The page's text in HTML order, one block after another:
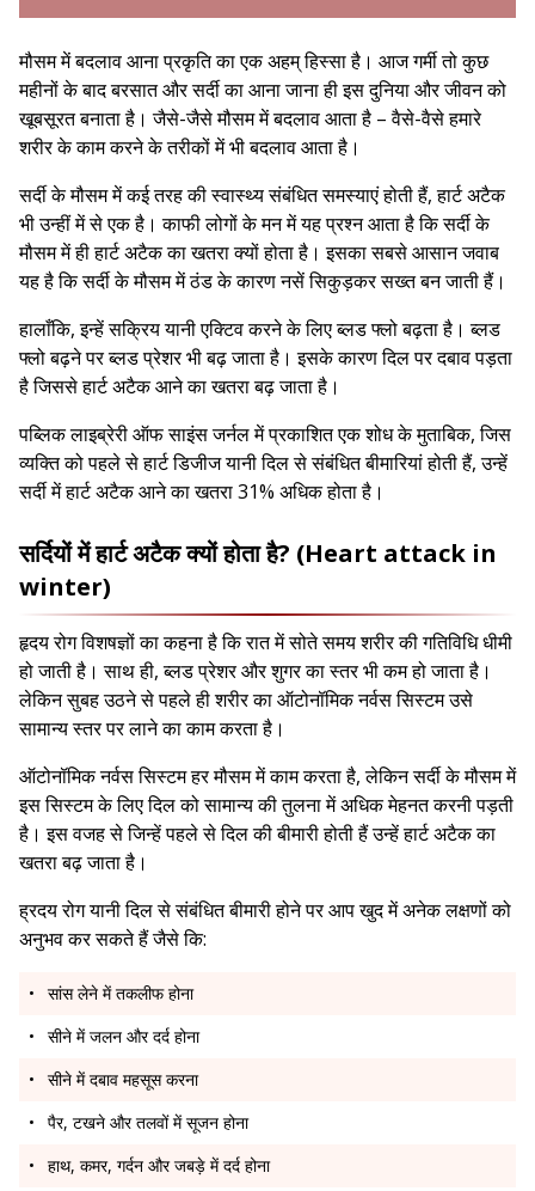
मौसम में बदलाव आना प्रकृति का एक अहम् हिस्सा है। आज गर्मी तो कुछ
महीनों के बाद बरसात और सर्दी का आना जाना ही इस दुनिया और जीवन को
खूबसूरत बनाता है। जैसे-जैसे मौसम में बदलाव आता है – वैसे-वैसे हमारे
शरीर के काम करने के तरीकों में भी बदलाव आता है।
सर्दी के मौसम में कई तरह की स्वास्थ्य संबंधित समस्याएं होती हैं, हार्ट अटैक
भी उन्हीं में से एक है। काफी लोगों के मन में यह प्रश्न आता है कि सर्दी के
मौसम में ही हार्ट अटैक का खतरा क्यों होता है। इसका सबसे आसान जवाब
यह है कि सर्दी के मौसम में ठंड के कारण नसें सिकुड़कर सख्त बन जाती हैं।
हालाँकि, इन्हें सक्रिय यानी एक्टिव करने के लिए ब्लड फ्लो बढ़ता है। ब्लड
फ्लो बढ़ने पर ब्लड प्रेशर भी बढ़ जाता है। इसके कारण दिल पर दबाव पड़ता
है जिससे हार्ट अटैक आने का खतरा बढ़ जाता है।
पब्लिक लाइब्रेरी ऑफ साइंस जर्नल में प्रकाशित एक शोध के मुताबिक, जिस
व्यक्ति को पहले से हार्ट डिजीज यानी दिल से संबंधित बीमारियां होती हैं, उन्हें
सर्दी में हार्ट अटैक आने का खतरा 31% अधिक होता है।
सर्दियों में हार्ट अटैक क्यों होता है? (Heart attack in
winter)
हृदय रोग विशषज्ञों का कहना है कि रात में सोते समय शरीर की गतिविधि धीमी
हो जाती है। साथ ही, ब्लड प्रेशर और शुगर का स्तर भी कम हो जाता है।
लेकिन सुबह उठने से पहले ही शरीर का ऑटोनॉमिक नर्वस सिस्टम उसे
सामान्य स्तर पर लाने का काम करता है।
ऑटोनॉमिक नर्वस सिस्टम हर मौसम में काम करता है, लेकिन सर्दी के मौसम में
इस सिस्टम के लिए दिल को सामान्य की तुलना में अधिक मेहनत करनी पड़ती
है। इस वजह से जिन्हें पहले से दिल की बीमारी होती हैं उन्हें हार्ट अटैक का
खतरा बढ़ जाता है।
ह्रदय रोग यानी दिल से संबंधित बीमारी होने पर आप खुद में अनेक लक्षणों को
अनुभव कर सकते हैं जैसे कि:
सांस लेने में तकलीफ होना
सीने में जलन और दर्द होना
सीने में दबाव महसूस करना
पैर, टखने और तलवों में सूजन होना
हाथ, कमर, गर्दन और जबड़े में दर्द होना